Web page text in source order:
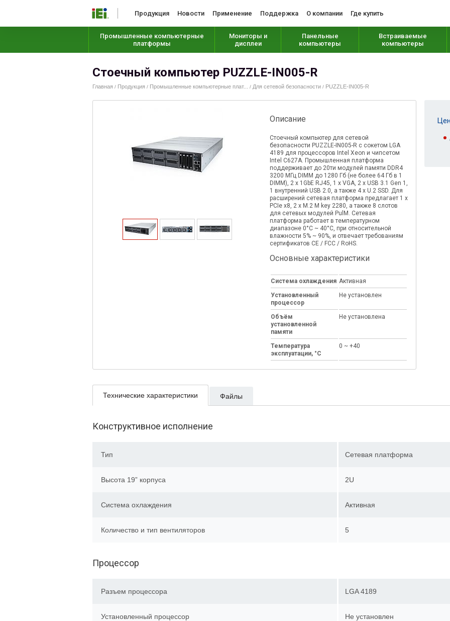
Продукция Новости Применение Поддержка О компании Где купить
Промышленные компьютерные
платформы
Мониторы и
дисплеи
Панельные
компьютеры
Встраиваемые
компьютеры
Стоечный компьютер PUZZLE-IN005-R
Главная / Продукция / Промышленные компьютерные плат... / Для сетевой безопасности / PUZZLE-IN005-R
Описание
Стоечный компьютер для сетевой
безопасности PUZZLE-IN005-R с сокетом LGA
4189 для процессоров Intel Xeon и чипсетом
Intel C627A. Промышленная платформа
поддерживает до 20ти модулей памяти DDR4
3200 МГц DIMM до 1280 Гб (не более 64 Гб в 1
DIMM), 2 x 1GbE RJ45, 1 x VGA, 2 x USB 3.1 Gen 1,
1 внутренний USB 2.0, а также 4 x U.2 SSD. Для
расширений сетевая платформа предлагает 1 x
PCIe x8, 2 x M.2 M key 2280, а также 8 слотов
для сетевых модулей PulM. Сетевая
платформа работает в температурном
диапазоне 0°C ~ 40°C, при относительной
влажности 5% ~ 90%, и отвечает требованиям
сертификатов CE / FCC / RoHS.
Основные характеристики
Система охлаждения Активная
Установленный
процессор
Не установлен
Объём
установленной
памяти
Не установлена
Температура
эксплуатации, °C
0 ~ +40
Технические характеристики Файлы
Конструктивное исполнение
Тип Сетевая платформа
Высота 19” корпуса 2U
Система охлаждения Активная
Количество и тип вентиляторов 5
Процессор
Разъем процессора LGA 4189
Установленный процессор Не установлен